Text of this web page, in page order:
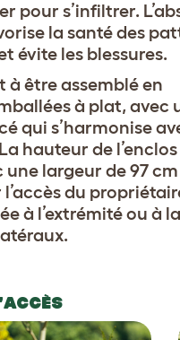
pour s’infiltrer.
la santé des
évite les blessures.
à être assemblé en
à plat, avec
qui s’harmonise
hauteur de
largeur de 97 cm
du
à l’extrémité ou à